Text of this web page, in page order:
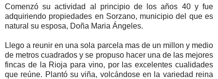
Comenzó su actividad al principio de los años 40 y fue
adquiriendo propiedades en Sorzano, municipio del que es
natural su esposa, Doña Maria Ángeles.
Llego a reunir en una sola parcela mas de un millon y medio
de metros cuadrados y se propuso hacer una de las mejores
fincas de la Rioja para vino, por las excelentes cualidades
que reúne. Plantó su viña, volcándose en la variedad reina